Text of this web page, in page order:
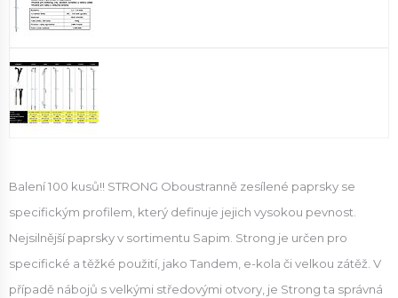
Balení 100 kusů!! STRONG Oboustranně zesílené paprsky se
specifickým profilem, který definuje jejich vysokou pevnost.
Nejsilnější paprsky v sortimentu Sapim. Strong je určen pro
specifické a těžké použití, jako Tandem, e-kola či velkou zátěž. V
případě nábojů s velkými středovými otvory, je Strong ta správná